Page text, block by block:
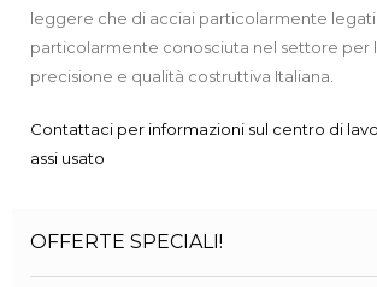
leggere che di acciai particolarmente
particolarmente conosciuta nel settore per
precisione e qualità costruttiva Italiana.
Contattaci per informazioni sul centro di
assi usato
OFFERTE SPECIALI!